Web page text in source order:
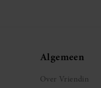
Algemeen
Over Vriendin